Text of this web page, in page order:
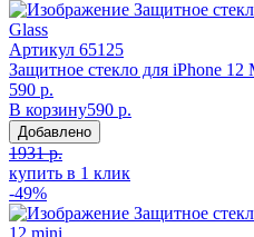
Артикул 65125
Защитное стекло для iPhone 12
590 р.
В корзину590 р.
Добавлено
1931 р.
купить в 1 клик
-49%